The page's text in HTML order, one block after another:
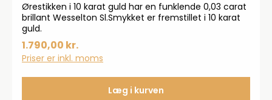
Ørestikken i 10 karat guld har en funklende 0,03 carat
brillant Wesselton Sl.Smykket er fremstillet i 10 karat
guld.
1.790,00 kr.
Priser er inkl. moms
Læg i kurven